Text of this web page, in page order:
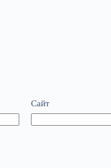
Сайт